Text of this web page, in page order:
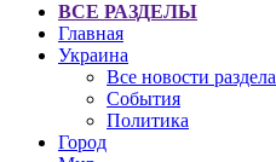
ВСЕ РАЗДЕЛЫ
Главная
Украина
Все новости раздела
События
Политика
Город